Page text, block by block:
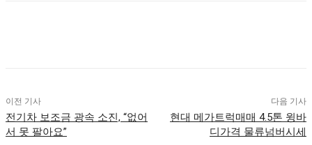
이전 기사
전기차 보조금 광속 소진, “없어
서 못 팔아요”
다음 기사
현대 메가트럭매매 4.5톤 윙바
디가격 물류넘버시세